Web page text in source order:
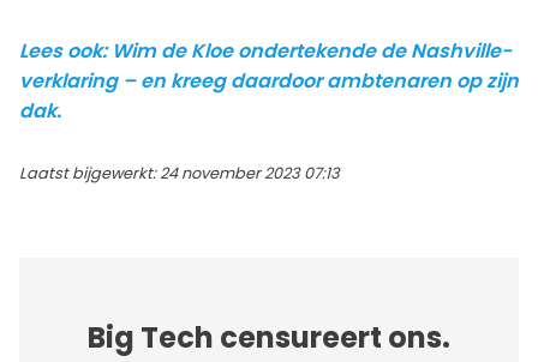
Lees ook: Wim de Kloe ondertekende de Nashville-
verklaring – en kreeg daardoor ambtenaren op zijn
dak.
Laatst bijgewerkt: 24 november 2023 07:13
Big Tech censureert ons.